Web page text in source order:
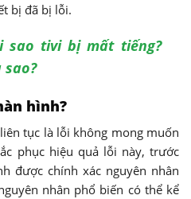
bị đã bị lỗi.
sao tivi bị mất tiếng?
sao?
hình?
tục là lỗi không mong muốn
phục hiệu quả lỗi này, trước
được chính xác nguyên nhân
nhân phổ biến có thể kể